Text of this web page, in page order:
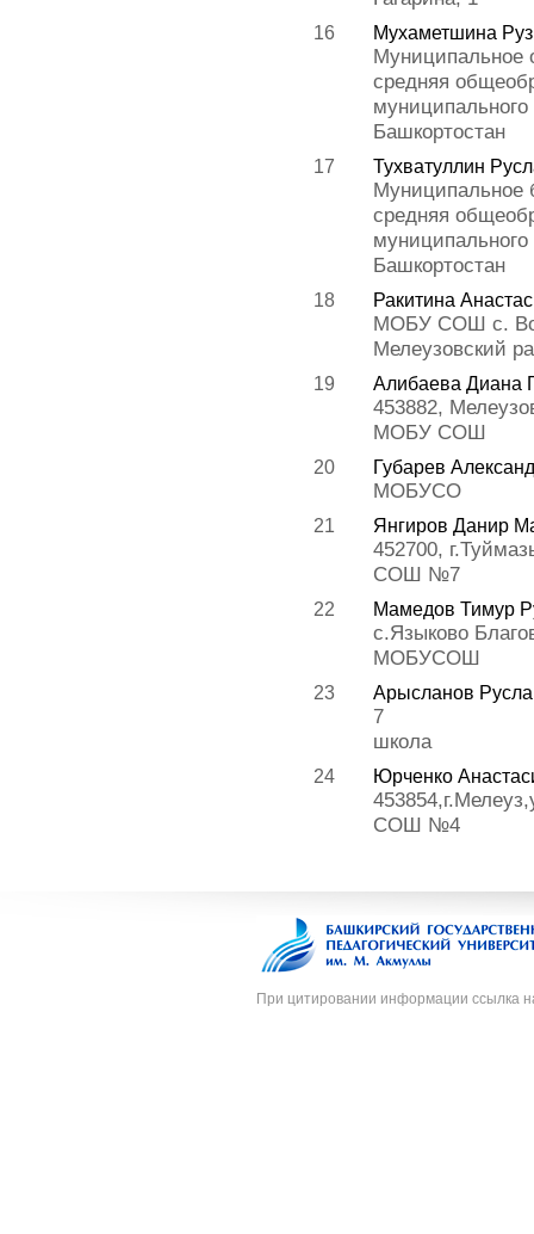
16 Мухаметшина
Муниципальное
средняя
Башкортостан
17 Тухватуллин
Муниципальное
средняя
Башкортостан
18 Ракитина
МОБУ СОШ с.
Мелеузовский
19 Алибаева Диана
453882,
МОБУ СОШ
20 Губарев
МОБУСОШ
21 Янгиров Данир
452700,
СОШ №7
22 Мамедов Тимур
с.Языково
МОБУСОШ
23 Арысланов
7
школа
24 Юрченко
СОШ №4
При цитировании информации ссылка